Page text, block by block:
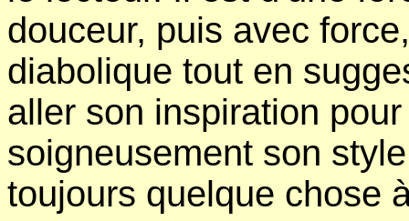
douceur, puis avec
diabolique tout en
aller son inspiration
soigneusement son
toujours quelque chose